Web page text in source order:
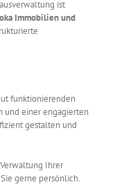
ist
Immobilien und
funktionierenden
und einer engagierten
gestalten und
Ihrer
gerne persönlich.